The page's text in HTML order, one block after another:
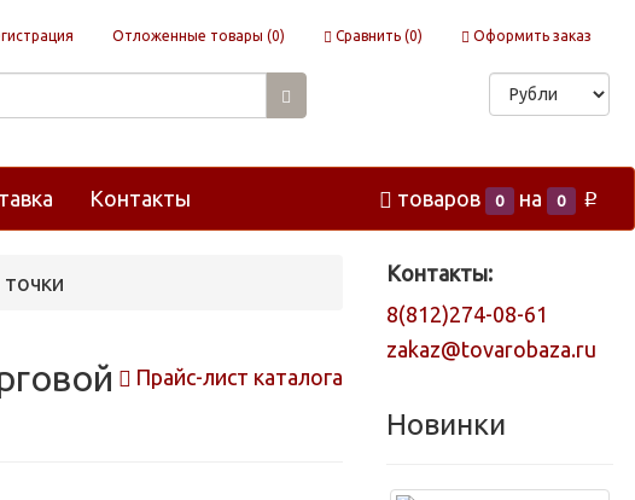
Отложенные товары (0) Сравнить (0) Оформить заказ
Контакты товаров 0 на 0 p
Прайс-лист каталога
Контакты:
8(812)274-08-61
zakaz@tovarobaza.ru
Новинки